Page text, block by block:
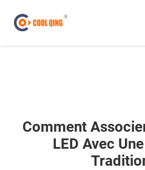
Comment
LED Avec